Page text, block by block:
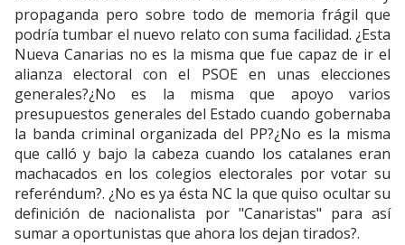
propaganda pero sobre todo de memoria frágil que
podría tumbar el nuevo relato con suma facilidad. ¿Esta
Nueva Canarias no es la misma que fue capaz de ir el
alianza electoral con el PSOE en unas elecciones
generales?¿No es la misma que apoyo varios
presupuestos generales del Estado cuando gobernaba
la banda criminal organizada del PP?¿No es la misma
que calló y bajo la cabeza cuando los catalanes eran
machacados en los colegios electorales por votar su
referéndum?. ¿No es ya ésta NC la que quiso ocultar su
definición de nacionalista por "Canaristas" para así
sumar a oportunistas que ahora los dejan tirados?.